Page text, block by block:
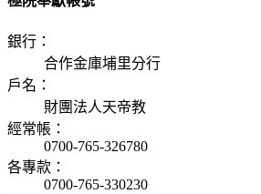
銀行 ：
合作金庫埔里分行
戶名 ：
財團法人天帝教
經常帳 ：
0700-765-326780
各專款 ：
0700-765-330230